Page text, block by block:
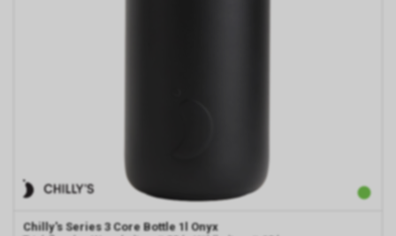
Chilly's Series 3 Core Bottle 1l Onyx